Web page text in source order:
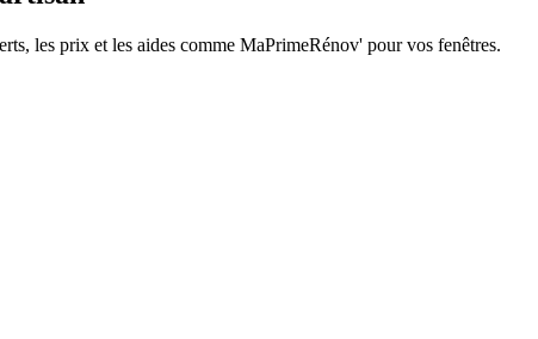
les prix et les aides comme MaPrimeRénov' pour vos fenêtres.